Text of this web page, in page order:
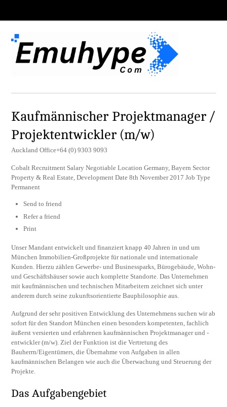
Kaufmännischer Projektmanager /
Projektentwickler (m/w)
Auckland Office+64 (0) 9303 9093
Cobalt Recruitment Salary Negotiable Location Germany, Bayern Sector
Property & Real Estate, Development Date 8th November 2017 Job Type
Permanent
Send to friend
Refer a friend
Print
Unser Mandant entwickelt und finanziert knapp 40 Jahren in und um
München Immobilien-Großprojekte für nationale und internationale
Kunden. Hierzu zählen Gewerbe- und Businessparks, Bürogebäude, Wohn-
und Geschäftshäuser sowie auch komplette Standorte. Das Unternehmen
mit kaufmännischen und technischen Mitarbeitern zeichnet sich unter
anderem durch seine zukunftsorientierte Bauphilosophie aus.
Aufgrund der sehr positiven Entwicklung des Unternehmens suchen wir ab
sofort für den Standort München einen besonders kompetenten, fachlich
äußerst versierten und erfahrenen kaufmännischen Projektmanager und -
entwickler (m/w). Ziel der Funktion ist die Vertretung des
Bauherrn/Eigentümers, die Übernahme von Aufgaben in allen
kaufmännischen Belangen wie auch die Überwachung und Steuerung der
Projekte.
Das Aufgabengebiet